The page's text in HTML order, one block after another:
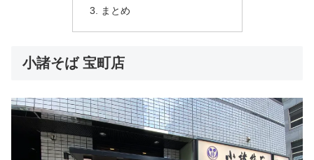
まとめ
小諸そば 宝町店